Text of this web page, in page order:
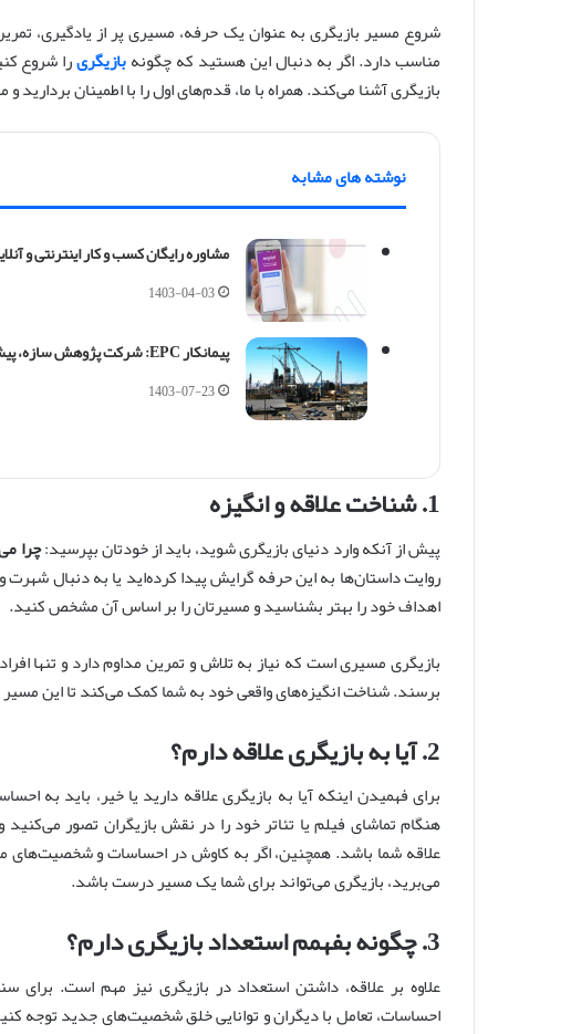
شروع مسیر بازیگری به عنوان یک حرفه، مسیری پر از یادگیری،
مناسب دارد. اگر به دنبال این هستید که چگونهبازیگریرا شروع
بازیگری آشنا می‌کند. همراه با ما، قدم‌های اول را با اطمینان
نوشته های مشابه
مشاوره رایگان کسب و کار اینترنتی و
1403-04-03
پیمانکار EPC: شرکت پژوهش سازه، پیشرو در ایران
1403-07-23
1. شناخت علاقه و انگیزه
پیش از آنکه وارد دنیای بازیگری شوید، باید از خودتان بپرسید:چرا
روایت داستان‌ها به این حرفه گرایش پیدا کرده‌اید یا به دنبال
اهداف خود را بهتر بشناسید و مسیرتان را بر اساس آن مشخص کنید.
بازیگری مسیری است که نیاز به تلاش و تمرین مداوم دارد و تنها
برسند. شناخت انگیزه‌های واقعی خود به شما کمک می‌کند تا این مسیر
2. آیا به بازیگری علاقه دارم؟
برای فهمیدن اینکه آیا به بازیگری علاقه دارید یا خیر، باید
هنگام تماشای فیلم یا تئاتر خود را در نقش بازیگران تصور
علاقه شما باشد. همچنین، اگر به کاوش در احساسات و شخصیت‌های
می‌برید، بازیگری می‌تواند برای شما یک مسیر درست باشد.
3. چگونه بفهمم استعداد بازیگری دارم؟
علاوه بر علاقه، داشتن استعداد در بازیگری نیز مهم است. برای
احساسات، تعامل با دیگران و توانایی خلق شخصیت‌های جدید توجه